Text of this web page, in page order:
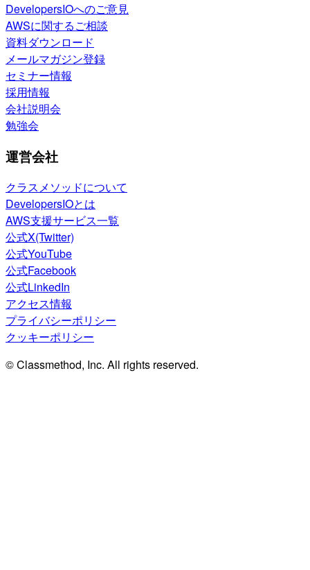
DevelopersIOへのご意見
AWSに関するご相談
資料ダウンロード
メールマガジン登録
セミナー情報
採用情報
会社説明会
勉強会
運営会社
クラスメソッドについて
DevelopersIOとは
AWS支援サービス一覧
公式X(Twitter)
公式YouTube
公式Facebook
公式LinkedIn
アクセス情報
プライバシーポリシー
クッキーポリシー
© Classmethod, Inc. All rights reserved.